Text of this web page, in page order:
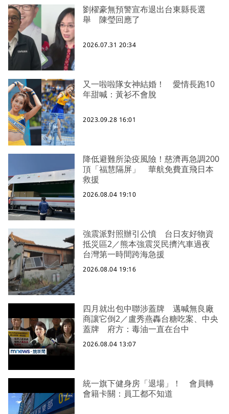
劉櫂豪無預警宣布退出台東縣長選
舉 陳瑩回應了
2026.07.31 20:34
又一啦啦隊女神結婚！ 愛情長跑10
年甜喊：黃衫不會脫
2023.09.28 16:01
降低避難所染疫風險！慈濟再急調200
頂「福慧隔屏」 華航免費直飛日本
救援
2026.08.04 19:10
強震派對照辦引公憤 台日友好物資
抵災區2／熊本強震災民擠汽車過夜
台灣第一時間跨海急援
2026.08.04 19:16
四月就出包中聯涉蓋牌 邁喊無良廠
商讓它倒2／盧秀燕轟台糖吃案、中央
蓋牌 府方：毒油一直在台中
2026.08.04 13:07
統一旗下健身房「退場」！ 會員轉
會籍卡關：員工都不知道